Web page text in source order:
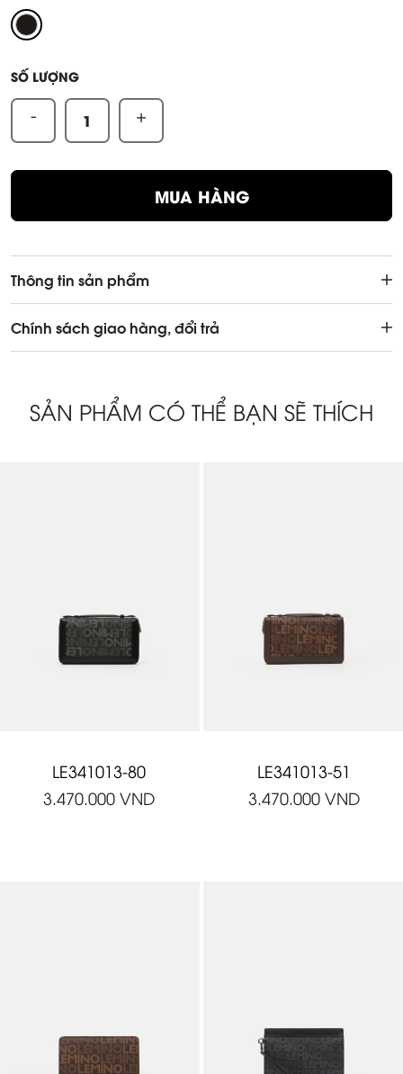
SỐ LƯỢNG
- +
MUA HÀNG
Thông tin sản phẩm
Chính sách giao hàng, đổi trả
SẢN PHẨM CÓ THỂ BẠN SẼ THÍCH
LE341013-80
3.470.000 VND
LE341013-51
3.470.000 VND